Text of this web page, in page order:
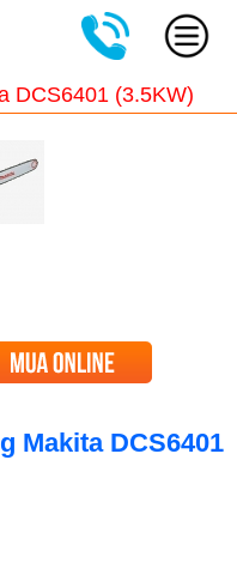
DCS6401 (3.5KW)
Makita DCS6401